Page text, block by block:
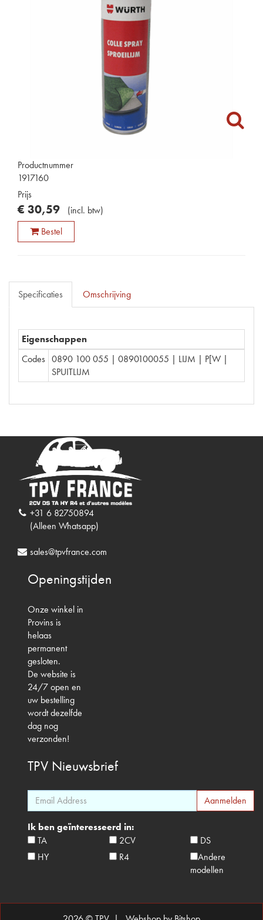
Productnummer
1917160
Prijs
€ 30,59 (incl. btw)
Bestel
Specificaties Omschrijving
Eigenschappen
Codes 0890 100 055 | 0890100055 | LIJM | P[W |
SPUITLIJM
+31 6 82750894
(Alleen Whatsapp)
sales@tpvfrance.com
Openingstijden
Onze winkel in
Provins is
helaas
permanent
gesloten.
De website is
24/7 open en
uw bestelling
wordt dezelfde
dag nog
verzonden!
TPV Nieuwsbrief
Ik ben geïnteresseerd in:
TA
2CV
DS
HY
R4
Andere
modellen